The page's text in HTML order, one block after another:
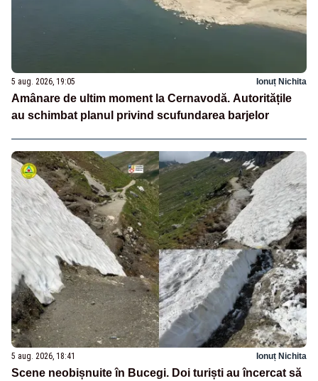
5 aug. 2026, 19:05 Ionuț Nichita
Amânare de ultim moment la Cernavodă. Autoritățile
au schimbat planul privind scufundarea barjelor
5 aug. 2026, 18:41 Ionuț Nichita
Scene neobișnuite în Bucegi. Doi turiști au încercat să